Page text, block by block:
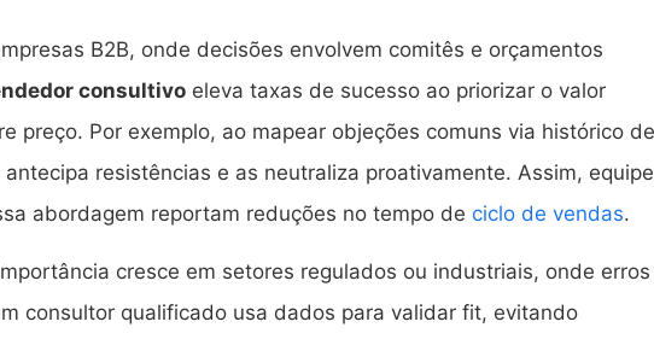
B2B, onde decisões envolvem comitês e orçamentos
consultivo eleva taxas de sucesso ao priorizar o valor
preço. Por exemplo, ao mapear objeções comuns via histórico de
resistências e as neutraliza proativamente. Assim,
abordagem reportam reduções no tempo de ciclo de vendas.
cresce em setores regulados ou industriais, onde erros
consultor qualificado usa dados para validar fit, evitando